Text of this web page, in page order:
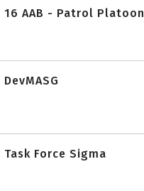
16 AAB - Patrol Platoon
Task Force Sigma